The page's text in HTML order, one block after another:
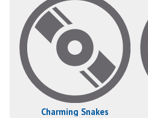
Charming Snakes